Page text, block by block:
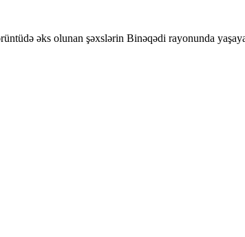
əks olunan şəxslərin Binəqədi rayonunda